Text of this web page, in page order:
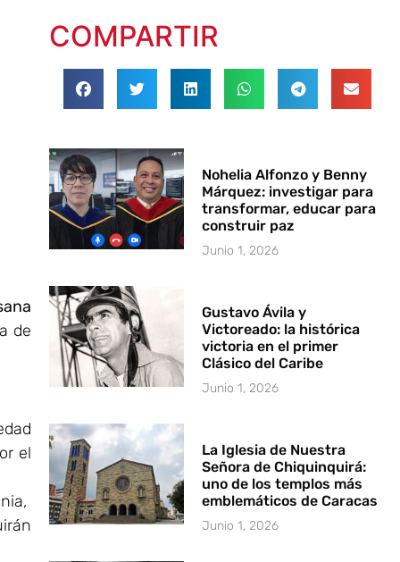
de
el
COMPARTIR
Nohelia Alfonzo y Benny
Márquez: investigar para
transformar, educar para
construir paz
Junio 1, 2026
Gustavo Ávila y
Victoreado: la histórica
victoria en el primer
Clásico del Caribe
Junio 1, 2026
La Iglesia de Nuestra
Señora de Chiquinquirá:
uno de los templos más
emblemáticos de Caracas
Junio 1, 2026